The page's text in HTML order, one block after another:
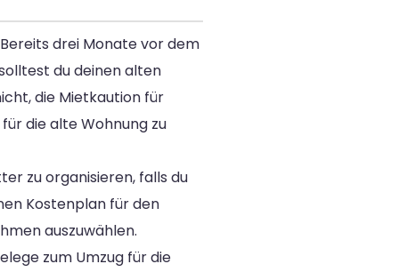
drei Monate vor dem
du deinen alten
die Mietkaution für
die alte Wohnung zu
zu organisieren, falls du
Kostenplan für den
auszuwählen.
zum Umzug für die